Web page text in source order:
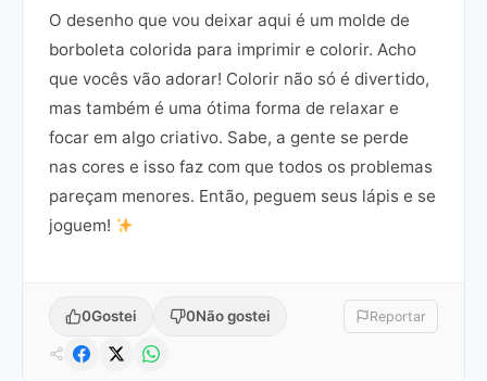
O desenho que vou deixar aqui é um molde de
borboleta colorida para imprimir e colorir. Acho
que vocês vão adorar! Colorir não só é divertido,
mas também é uma ótima forma de relaxar e
focar em algo criativo. Sabe, a gente se perde
nas cores e isso faz com que todos os problemas
pareçam menores. Então, peguem seus lápis e se
joguem!
0Gostei 0Não gostei Reportar